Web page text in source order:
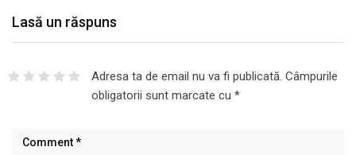
Lasă un răspuns
Adresa ta de email nu va fi publicată. Câmpurile
obligatorii sunt marcate cu *